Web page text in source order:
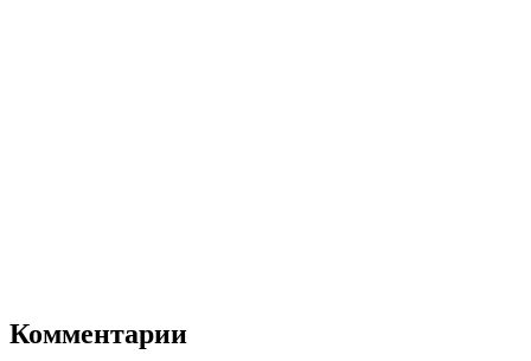
Комментарии